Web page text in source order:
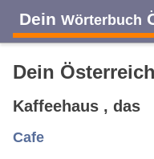
Dein Wörterbuch
A
Dein
Kaffeehaus , das
Cafe